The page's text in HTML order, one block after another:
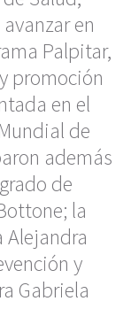
en
Palpitar,
promoción
en el
de
además
de
la
Alejandra
y
Gabriela